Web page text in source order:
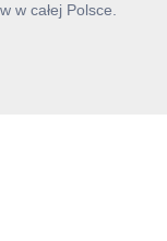
w całej Polsce.